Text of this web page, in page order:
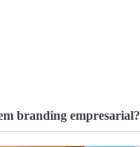
branding empresarial?